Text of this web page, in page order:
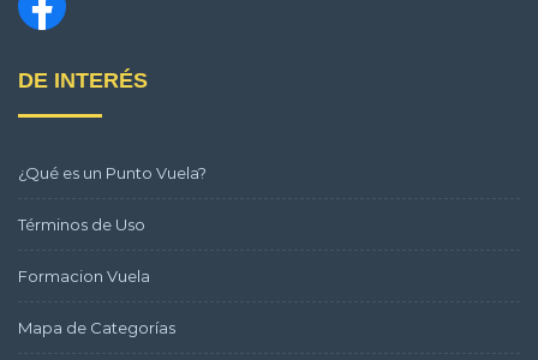
DE INTERÉS
¿Qué es un Punto Vuela?
Términos de Uso
Formacion Vuela
Mapa de Categorías